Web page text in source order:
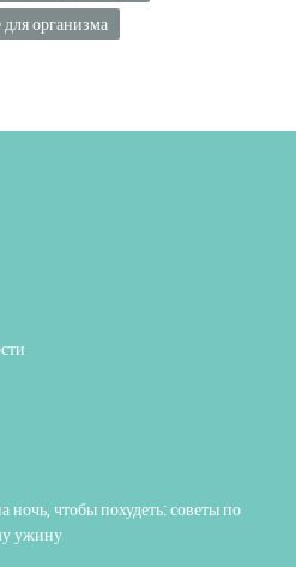
организма
ночь, чтобы похудеть: советы по
ужину